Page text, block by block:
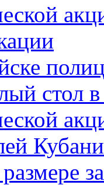
стол